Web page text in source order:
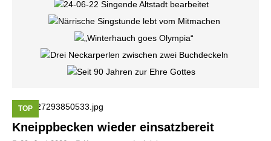
TOP
Kneippbecken wieder einsatzbereit